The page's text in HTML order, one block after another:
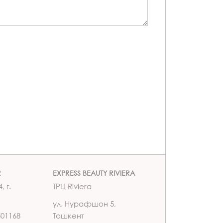
г.
EXPRESS BEAUTY RIVIERA
ТРЦ Riviera
ул. Нурафшон 5,
Ташкент